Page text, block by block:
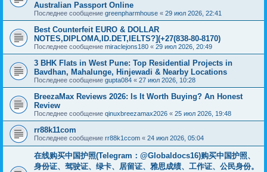
Australian Passport Online
Последнее сообщение greenpharmhouse « 29 июл 2026, 22:41
Best Counterfeit EURO & DOLLAR
NOTES,DIPLOMA,ID.DET,IELTS?](+27(838-80-8170)
Последнее сообщение miraclejons180 « 29 июл 2026, 20:49
3 BHK Flats in West Pune: Top Residential Projects in
Bavdhan, Mahalunge, Hinjewadi & Nearby Locations
Последнее сообщение gupta084 « 27 июл 2026, 10:28
BreezaMax Reviews 2026: Is It Worth Buying? An Honest
Review
Последнее сообщение qinuxbreezamax2026 « 25 июл 2026, 19:48
rr88k11com
Последнее сообщение rr88k1ccom « 24 июл 2026, 05:04
在线购买中国护照(Telegram：@Globaldocs16)购买中国护照、
身份证、驾驶证、绿卡、居留证、雅思成绩、工作证、公民身份。